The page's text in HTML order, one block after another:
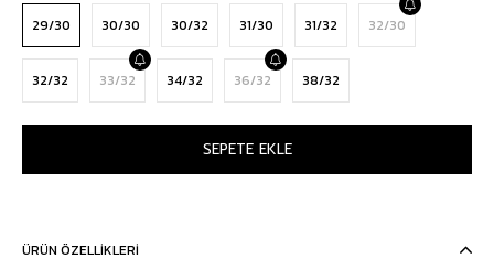
29/30 30/30 30/32 31/30 31/32 32/30
32/32 33/32 34/32 36/32 38/32
ÜRÜN ÖZELLIKLERI